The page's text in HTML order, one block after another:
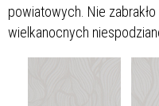
powiatowych. Nie
wielkanocnych